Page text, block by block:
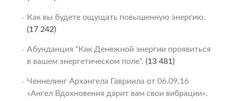
Как вы будете ощущать повышенную энергию.
(17 242)
Абунданция “Как Денежной энергии проявиться
в вашем энергетическом поле“. (13 481)
Ченнелинг Архангела Гавриила от 06.09.16
«Ангел Вдохновения дарит вам свои вибрации».